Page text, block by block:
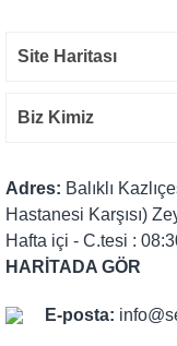
Site Haritası
Biz Kimiz
Adres: Balıklı
Hastanesi Karşısı)
Hafta içi - C.tesi :
HARİTADA GÖR
E-posta: